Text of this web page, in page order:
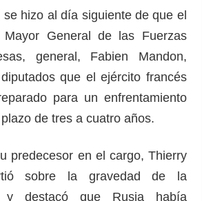
se hizo al día siguiente de que el
General de las Fuerzas
general, Fabien Mandon,
que el ejército francés
para un enfrentamiento
de tres a cuatro años.
predecesor en el cargo, Thierry
sobre la gravedad de la
y destacó que Rusia había